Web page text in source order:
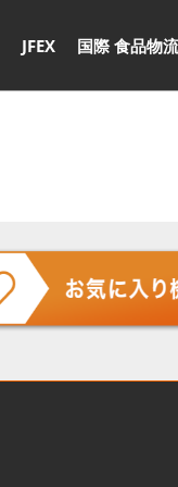
JFEX 国際 食品物